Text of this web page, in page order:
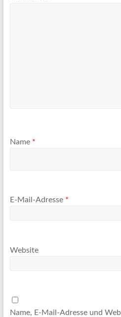
Name *
E-Mail-Adresse *
Website
Name, E-Mail-Adresse und